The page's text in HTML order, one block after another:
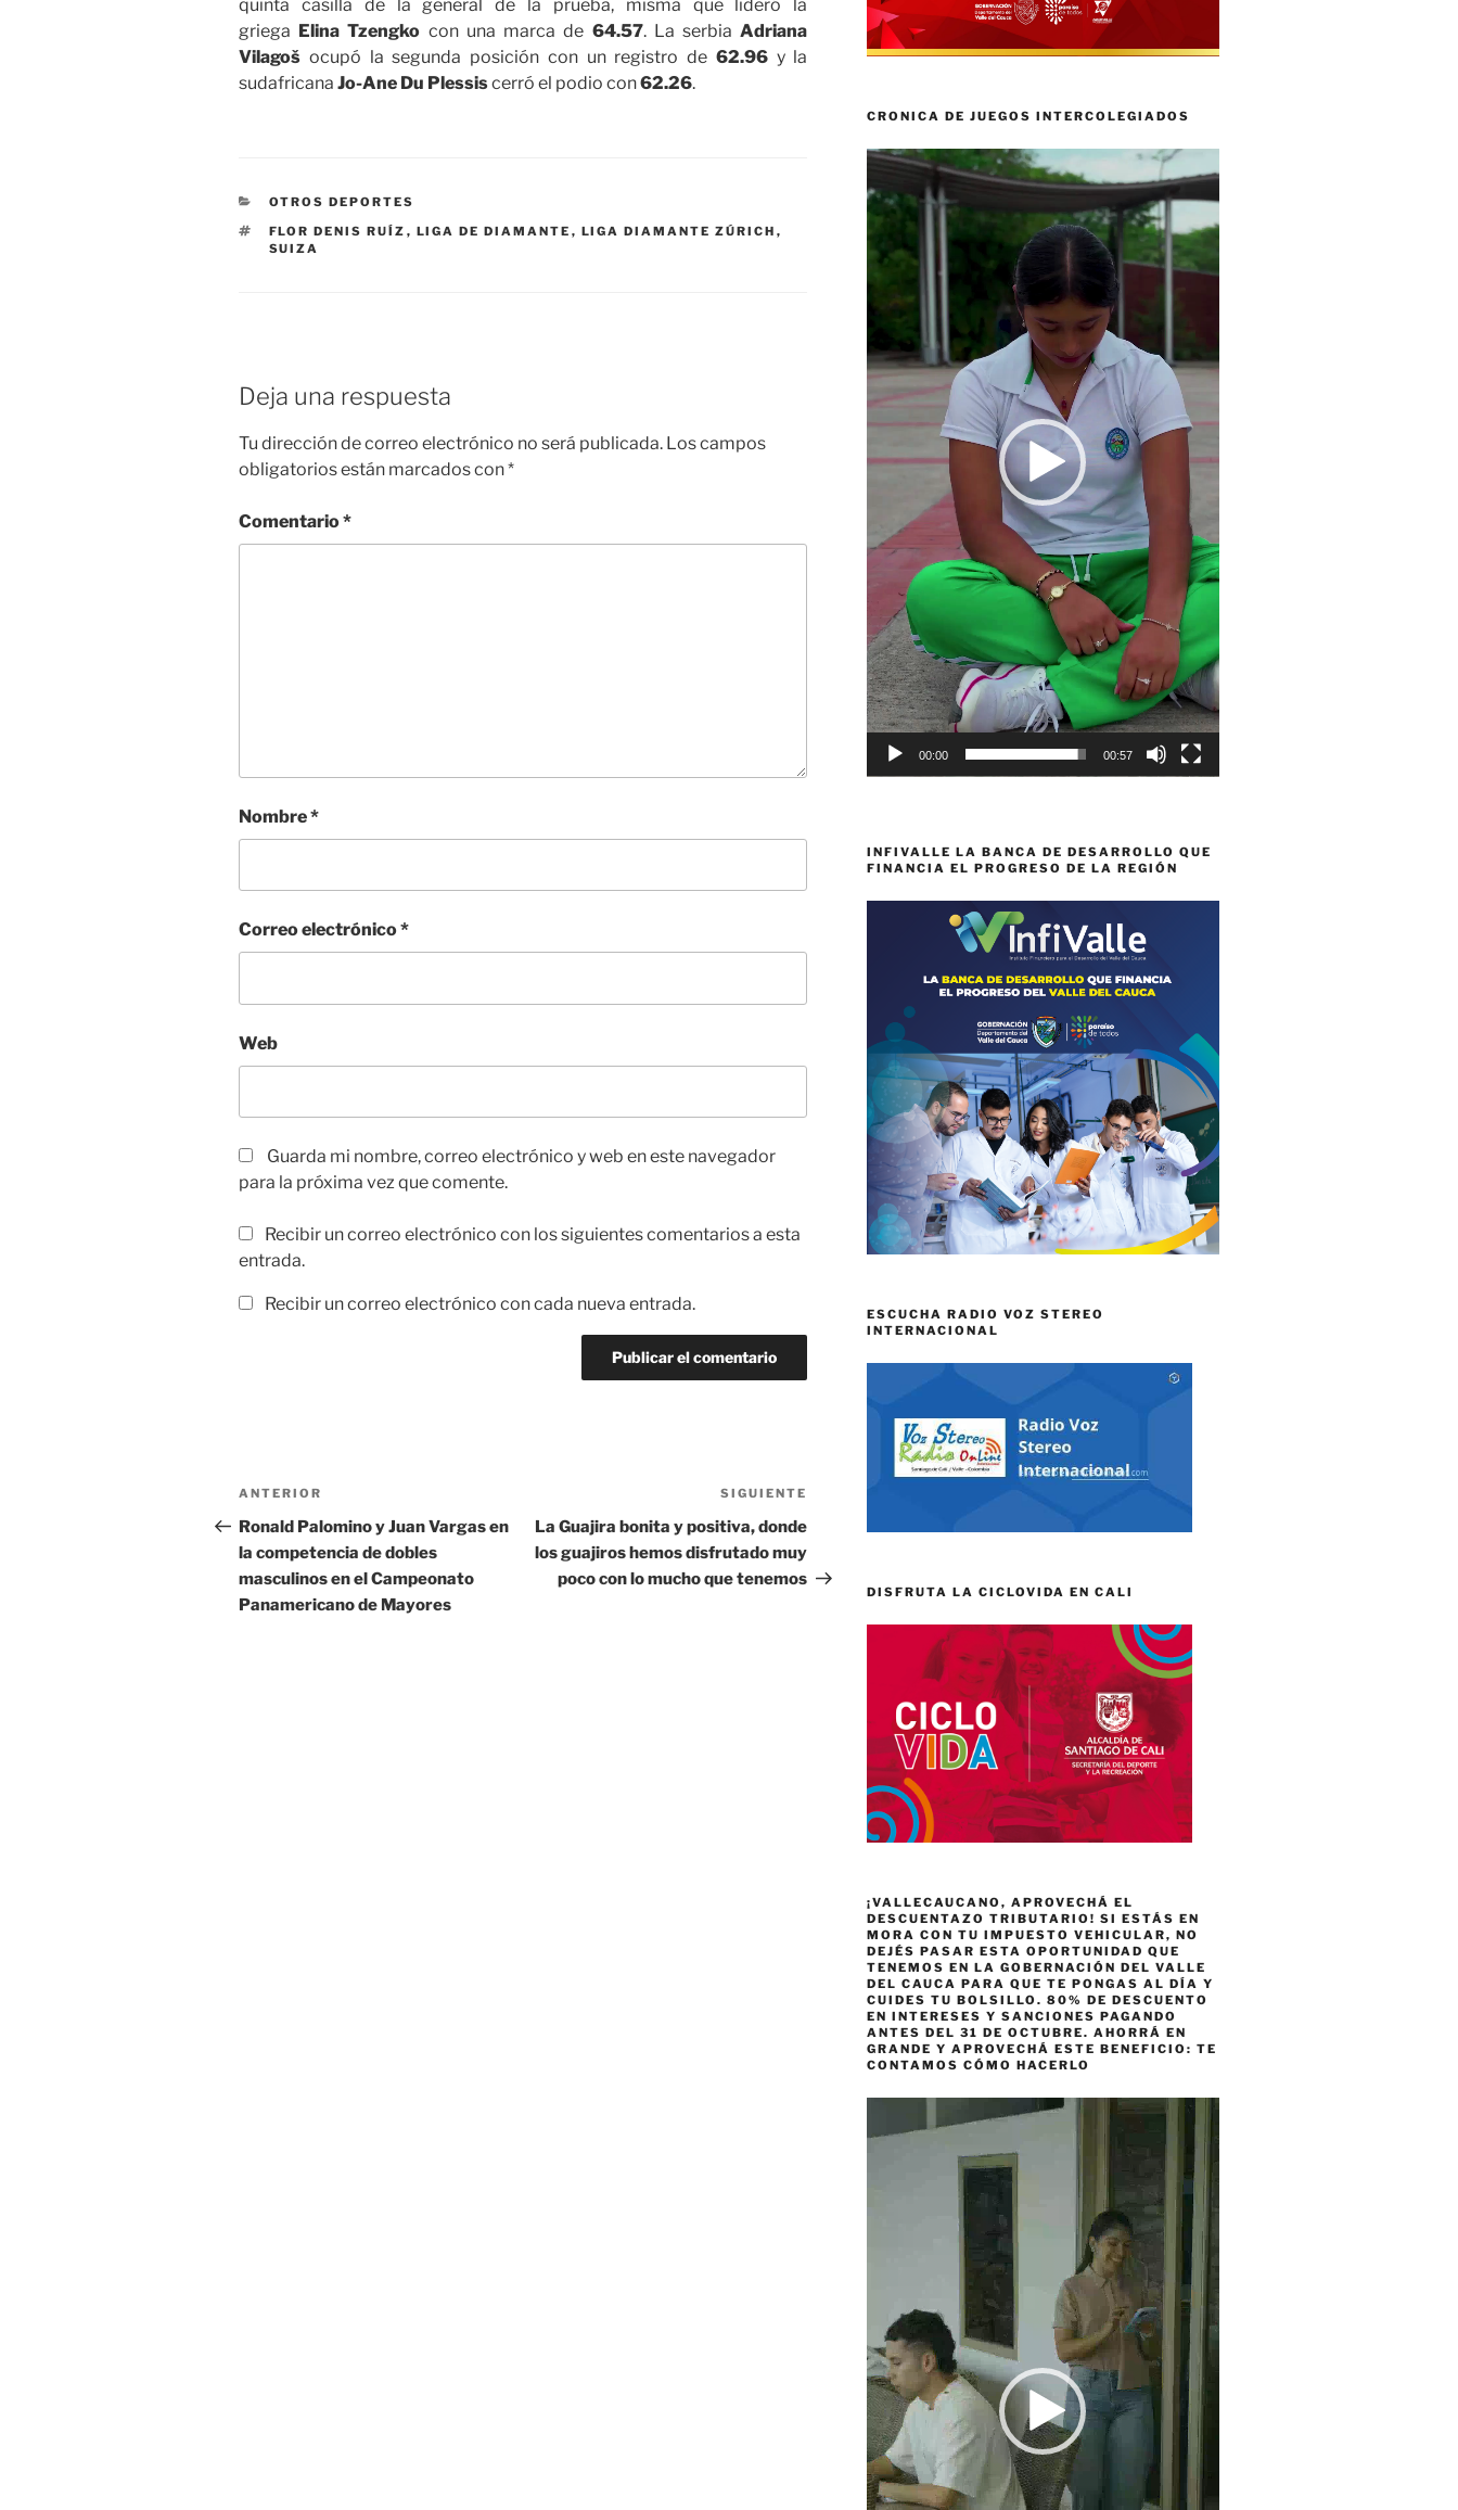
quinta casilla de la general de la prueba, misma que lideró la
griega Elina Tzengko con una marca de 64.57. La serbiaAdriana
Vilagoš ocupó la segunda posición con un registro de 62.96y la
sudafricana Jo-Ane Du Plessiscerró el podio con62.26.
CATEGORÍAS
OTROS DEPORTES
ETIQUETAS
FLOR DENIS RUÍZ , LIGA DE DIAMANTE , LIGA DIAMANTE ZÚRICH ,
SUIZA
Deja una respuesta
Tu dirección de correo electrónico no será publicada. Los campos
obligatorios están marcados con*
Comentario*
Nombre*
Correo electrónico*
Web
Guarda mi nombre, correo electrónico y web en este navegador
para la próxima vez que comente.
Recibir un correo electrónico con los siguientes comentarios a esta
entrada.
Recibir un correo electrónico con cada nueva entrada.
Navegación
de
entradas
Entrada
anterior:
ANTERIOR
Ronald Palomino y Juan Vargas en
la competencia de dobles
masculinos en el Campeonato
Panamericano de Mayores
entrada
SIGUIENTE
La Guajira bonita y positiva, donde
los guajiros hemos disfrutado muy
poco con lo mucho que tenemos
CRONICA DE JUEGOS INTERCOLEGIADOS
Reproductor
vídeo
00:00 00:57
INFIVALLE LA BANCA DE DESARROLLO QUE
FINANCIA EL PROGRESO DE LA REGIÓN
ESCUCHA RADIO VOZ STEREO
INTERNACIONAL
DISFRUTA LA CICLOVIDA EN CALI
¡VALLECAUCANO, APROVECHÁ EL
DESCUENTAZO TRIBUTARIO! SI ESTÁS EN
MORA CON TU IMPUESTO VEHICULAR, NO
DEJÉS PASAR ESTA OPORTUNIDAD QUE
TENEMOS EN LA GOBERNACIÓN DEL VALLE
DEL CAUCA PARA QUE TE PONGAS AL DÍA Y
CUIDES TU BOLSILLO. 80% DE DESCUENTO
EN INTERESES Y SANCIONES PAGANDO
ANTES DEL 31 DE OCTUBRE. AHORRÁ EN
GRANDE Y APROVECHÁ ESTE BENEFICIO: TE
CONTAMOS CÓMO HACERLO
de